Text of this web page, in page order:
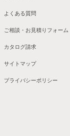
よくある質問
ご相談・お見積りフォーム
カタログ請求
サイトマップ
プライバシーポリシー